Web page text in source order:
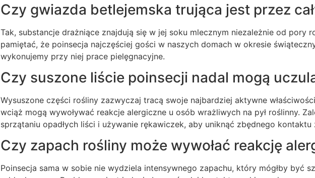
Czy gwiazda betlejemska trująca jest przez
Tak, substancje drażniące znajdują się w jej soku mlecznym niezależnie od pory
pamiętać, że poinsecja najczęściej gości w naszych domach w okresie
wykonujemy przy niej prace pielęgnacyjne.
Czy suszone liście poinsecji nadal mogą
Wysuszone części rośliny zazwyczaj tracą swoje najbardziej aktywne
wciąż mogą wywoływać reakcje alergiczne u osób wrażliwych na pył roślinny.
sprzątaniu opadłych liści i używanie rękawiczek, aby uniknąć zbędnego
Czy zapach rośliny może wywołać reakcję
Poinsecja sama w sobie nie wydziela intensywnego zapachu, który mógłby być